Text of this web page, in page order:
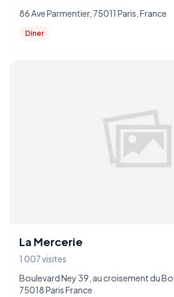
86 Ave Parmentier, 75011 Paris, France
Diner
La Mercerie
1 007 visites
Boulevard Ney 39, au croisement du
75018 Paris France